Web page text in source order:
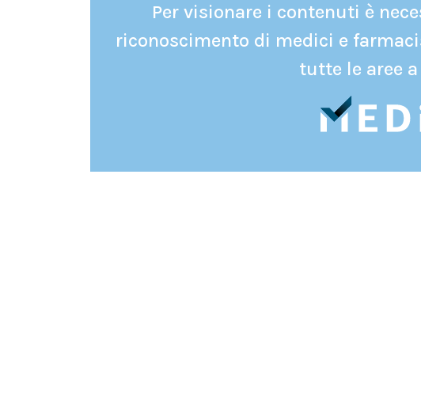
Per visionare i contenuti è
riconoscimento di medici e
tutte le aree